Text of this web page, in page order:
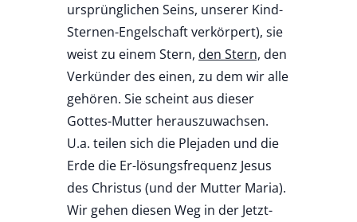
ursprünglichen Seins, unserer Kind-
Sternen-Engelschaft verkörpert), sie
weist zu einem Stern, den Stern, den
Verkünder des einen, zu dem wir alle
gehören. Sie scheint aus dieser
Gottes-Mutter herauszuwachsen.
U.a. teilen sich die Plejaden und die
Erde die Er-lösungsfrequenz Jesus
des Christus (und der Mutter Maria).
Wir gehen diesen Weg in der Jetzt-